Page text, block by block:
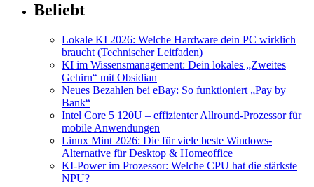
Beliebt
Lokale KI 2026: Welche Hardware dein PC wirklich
braucht (Technischer Leitfaden)
KI im Wissensmanagement: Dein lokales „Zweites
Gehirn“ mit Obsidian
Neues Bezahlen bei eBay: So funktioniert „Pay by
Bank“
Intel Core 5 120U – effizienter Allround-Prozessor für
mobile Anwendungen
Linux Mint 2026: Die für viele beste Windows-
Alternative für Desktop & Homeoffice
KI-Power im Prozessor: Welche CPU hat die stärkste
NPU?